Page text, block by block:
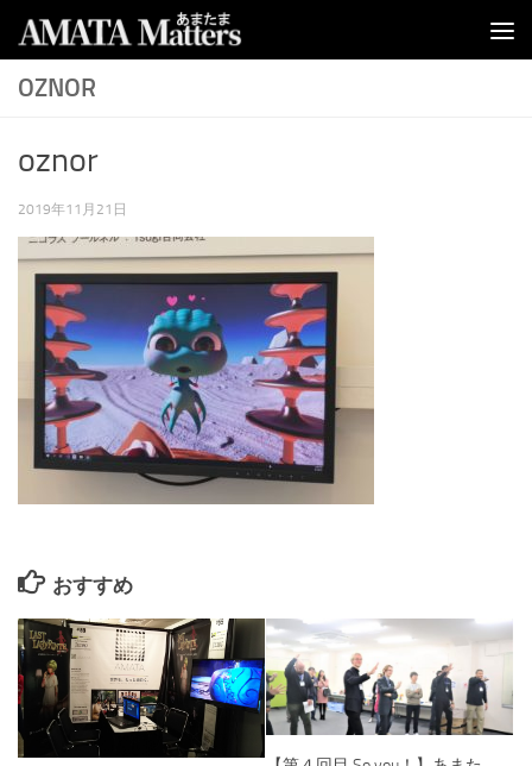
コンテンツへスキップ
OZNOR
oznor
2019年11月21日
おすすめ